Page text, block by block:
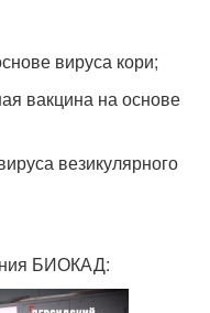
вируса кори;
вакцина на основе
везикулярного
БИОКАД: